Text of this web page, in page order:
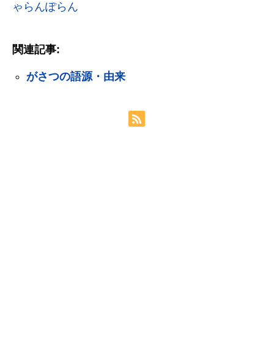
ゃらんぽらん
関連記事:
がさつの語源・由来